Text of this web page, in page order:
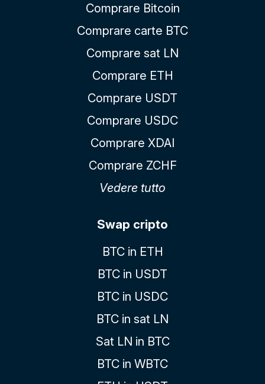
Comprare Bitcoin
Comprare carte BTC
Comprare sat LN
Comprare ETH
Comprare USDT
Comprare USDC
Comprare XDAI
Comprare ZCHF
Vedere tutto
Swap cripto
BTC in ETH
BTC in USDT
BTC in USDC
BTC in sat LN
Sat LN in BTC
BTC in WBTC